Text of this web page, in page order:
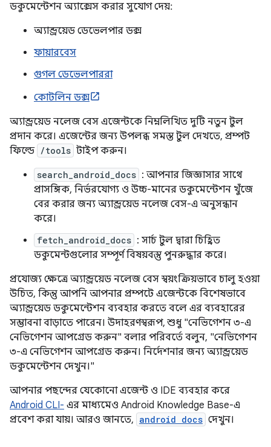
ডকুমেন্টেশন অ্যাক্সেস করার সুযোগ দেয়:
অ্যান্ড্রয়েড ডেভেলপার ডক্স
ফায়ারবেস
গুগল ডেভেলপাররা
কোটলিন ডক্স
অ্যান্ড্রয়েড নলেজ বেস এজেন্টকে নিম্নলিখিত দুটি নতুন টুল
প্রদান করে। এজেন্টের জন্য উপলব্ধ সমস্ত টুল দেখতে, প্রম্পট
ফিল্ডে /tools টাইপ করুন।
search_android_docs : আপনার জিজ্ঞাসার সাথে
প্রাসঙ্গিক, নির্ভরযোগ্য ও উচ্চ-মানের ডকুমেন্টেশন খুঁজে
বের করার জন্য অ্যান্ড্রয়েড নলেজ বেস-এ অনুসন্ধান
করে।
fetch_android_docs : সার্চ টুল দ্বারা চিহ্নিত
ডকুমেন্টগুলোর সম্পূর্ণ বিষয়বস্তু পুনরুদ্ধার করে।
প্রযোজ্য ক্ষেত্রে অ্যান্ড্রয়েড নলেজ বেস স্বয়ংক্রিয়ভাবে চালু হওয়া
উচিত, কিন্তু আপনি আপনার প্রম্পটে এজেন্টকে বিশেষভাবে
অ্যান্ড্রয়েড ডকুমেন্টেশন ব্যবহার করতে বলে এর ব্যবহারের
সম্ভাবনা বাড়াতে পারেন। উদাহরণস্বরূপ, শুধু "নেভিগেশন ৩-এ
নেভিগেশন আপগ্রেড করুন" বলার পরিবর্তে বলুন, "নেভিগেশন
৩-এ নেভিগেশন আপগ্রেড করুন। নির্দেশনার জন্য অ্যান্ড্রয়েড
ডকুমেন্টেশন দেখুন।"
আপনার পছন্দের যেকোনো এজেন্ট ও IDE ব্যবহার করে
Android CLI- এর মাধ্যমেও Android Knowledge Base-এ
প্রবেশ করা যায়। আরও জানতে, android docs দেখুন।